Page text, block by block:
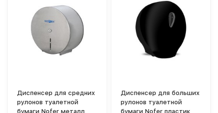
Диспенсер для средних
рулонов туалетной
бумаги Nofer металл
Диспенсер для больших
рулонов туалетной
бумаги Nofer пластик